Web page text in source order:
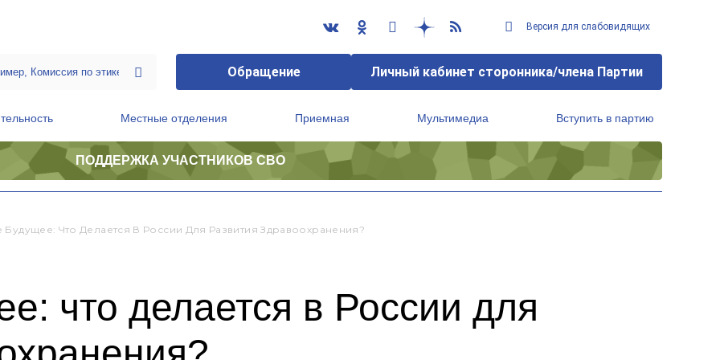
Версия для слабовидящих
Обращение Личный кабинет сторонника/члена Партии
Местные отделения Приемная Мультимедиа Вступить в партию
ПОДДЕРЖКА УЧАСТНИКОВ СВО
Что Делается В России Для Развития Здравоохранения?
что делается в России для